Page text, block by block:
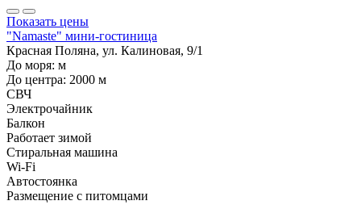
Показать цены
"Namaste" мини-гостиница
Красная Поляна, ул. Калиновая, 9/1
До моря: м
До центра: 2000 м
СВЧ
Электрочайник
Балкон
Работает зимой
Стиральная машина
Wi-Fi
Автостоянка
Размещение с питомцами